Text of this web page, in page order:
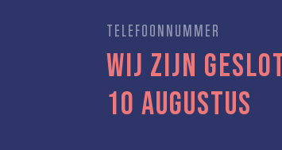
TELEFOONNUMMER
Wij zijn
10 augustus